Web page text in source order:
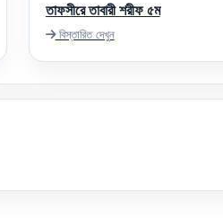
তাফসীরে তাবারী শরীফ ৫ম
বিস্তারিত দেখুন